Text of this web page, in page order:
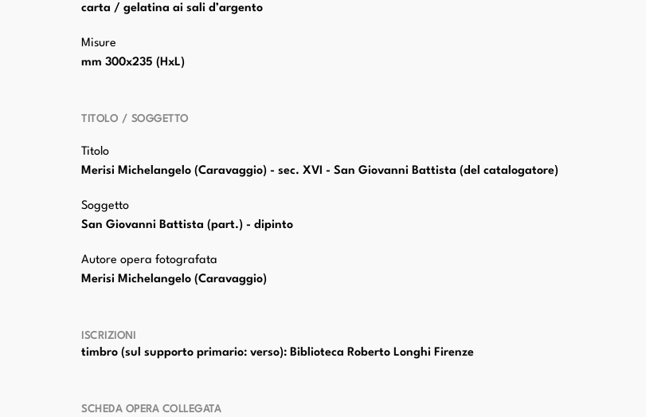
carta / gelatina ai sali d’argento
Misure
mm 300x235 (HxL)
TITOLO / SOGGETTO
Titolo
Merisi Michelangelo (Caravaggio) - sec. XVI - San Giovanni Battista (del catalogatore)
Soggetto
San Giovanni Battista (part.) - dipinto
Autore opera fotografata
Merisi Michelangelo (Caravaggio)
ISCRIZIONI
timbro (sul supporto primario: verso): Biblioteca Roberto Longhi Firenze
SCHEDA OPERA COLLEGATA